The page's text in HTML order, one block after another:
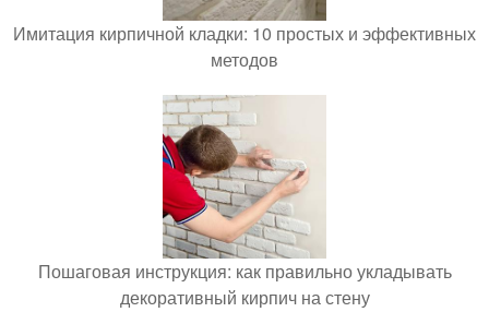
Имитация кирпичной кладки: 10 простых и эффективных
методов
Пошаговая инструкция: как правильно укладывать
декоративный кирпич на стену